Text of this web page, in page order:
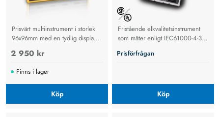
Prisvärt multiinstrument i storlek
96x96mm med en tydlig display
och enkelt handhavande.
2 950 kr
Finns i lager
Köp
Fristående elkvalitetsinstrument
som mäter enligt IEC61000-4-30,
Prisförfrågan
Köp